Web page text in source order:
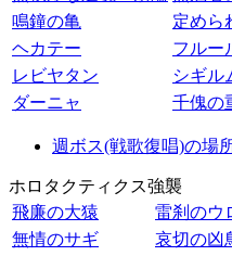
鳴鐘の亀
定めら
ヘカテー
フルー
レビヤタン
シギル
ダーニャ
千傀の
週ボス(戦歌復唱)の場
ホロタクティクス強襲
飛廉の大猿
雷刹のウ
無情のサギ
哀切の凶